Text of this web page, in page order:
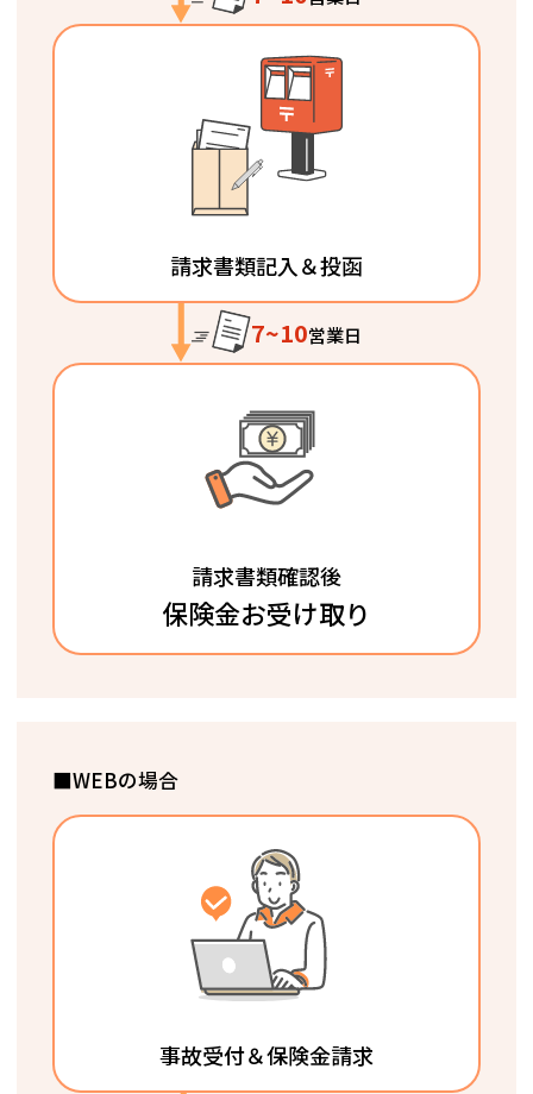
請求書類記入＆投函
7~10営業日
請求書類確認後
保険金お受け取り
■WEBの場合
事故受付＆保険金請求